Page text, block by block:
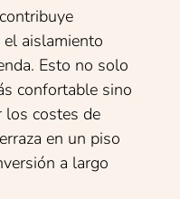
aislamiento
Esto no solo
confortable sino
los costes de
en un piso
a largo